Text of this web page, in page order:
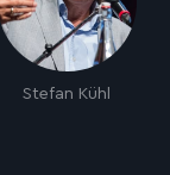
Stefan Kühl